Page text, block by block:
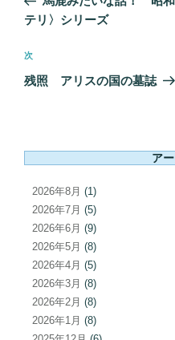
ナ
ビ
ゲ
シ
投
テリ〉シリーズ
次
の
次
残照 アリスの国の墓誌
ア
2026年8月 (1)
2026年7月 (5)
2026年6月 (9)
2026年5月 (8)
2026年4月 (5)
2026年3月 (8)
2026年2月 (8)
2026年1月 (8)